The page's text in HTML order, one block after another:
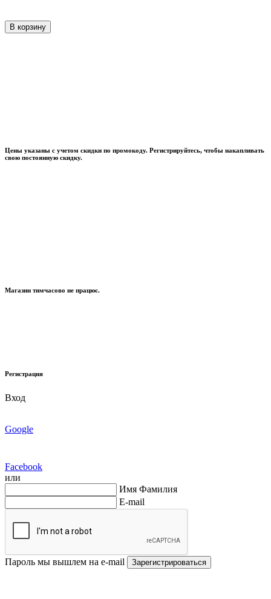
В корзину
Цены указаны с учетом скидки по промокоду. Регистрируйтесь, чтобы накапливать
свою постоянную скидку.
Магазин тимчасово не працює.
Регистрация
Вход
Google
Facebook
или
Имя Фамилия
E-mail
Пароль мы вышлем на e-mail Зарегистрироваться